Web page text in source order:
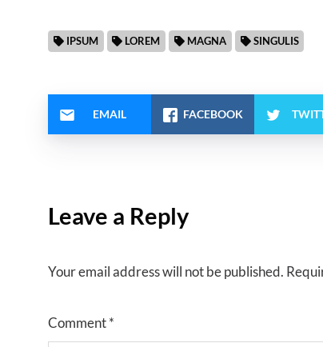
IPSUM LOREM MAGNA SINGULIS
EMAIL FACEBOOK
Leave a Reply
Your email address will not be published.
Comment*